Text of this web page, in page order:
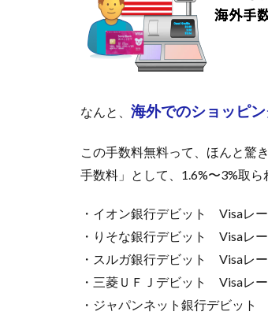
とお
トク
1.3
策
良レ
ート
時に
両替
して
おけ
る
[長所
なんと、 海外でのショッピ
この手数料無料って、ほんと驚
手数料」として、1.6%〜3%取ら
・イオン銀行デビット Visaレ
・りそな銀行デビット Visaレ
・スルガ銀行デビット Visaレ
・三菱ＵＦＪデビット Visaレ
・ジャパンネット銀行デビット